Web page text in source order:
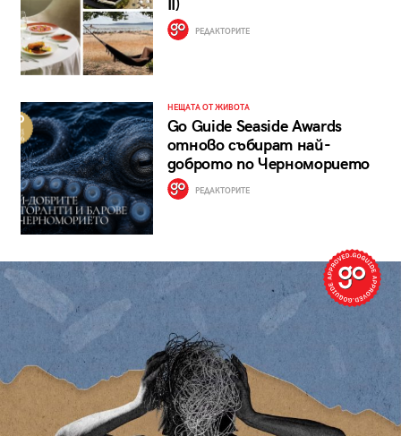
II)
РЕДАКТОРИТЕ
НЕЩАТА ОТ ЖИВОТА
Go Guide Seaside Awards
отново събират най-
доброто по Черноморието
РЕДАКТОРИТЕ